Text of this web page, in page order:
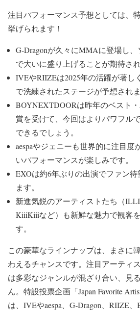
注目パフォーマンス予想としては、
挙げられます！
G-Dragonが久々にMMAに登場し
で大いに盛り上げることが期待され
IVEやRIIZEは2025年の活躍が著し
で洗練されたステージが予想されま
BOYNEXTDOORは昨年のベスト
賞を受けて、今回はよりパワフル
できるでしょう。
aespaやジェニーも世界的に注目度
いパフォーマンスが楽しみです。
EXOは約6年ぶりの出演でファン待
ます。
新進気鋭のアーティストたち（ILLIT
KiiiKiiiなど）も新鮮な魅力で観客
す。
この豪華なラインナップは、まさに
わえるチャンスです。注目アーティ
は多彩なジャンルが混ざり合い、見
ん。特設投票企画「Japan Favorite
は、IVEやaespa、G-Dragon、RIIZE